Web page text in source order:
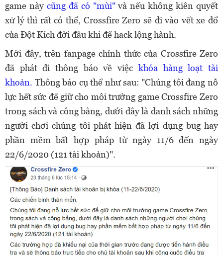
game này cũng đã có "mùi"và nếu không kiên quyết
xử lý thì rất có thể, Crossfire Zero sẽ đi vào vết xe đổ
của Đột Kích đời đầu khi để hack lộng hành.
Mới đây, trên fanpage chính thức của Crossfire Zero
đã phát đi thông báo về việc khóa hàng loạt tài
khoản. Thông báo cụ thể như sau: "Chúng tôi đang nỗ
lực hết sức để giữ cho môi trường game Crossfire Zero
trong sách và công bằng, dưới đây là danh sách những
người chơi chúng tôi phát hiện đã lợi dụng bug hay
phần mềm bất hợp pháp từ ngày 11/6 đến ngày
22/6/2020 (121 tài khoản)".